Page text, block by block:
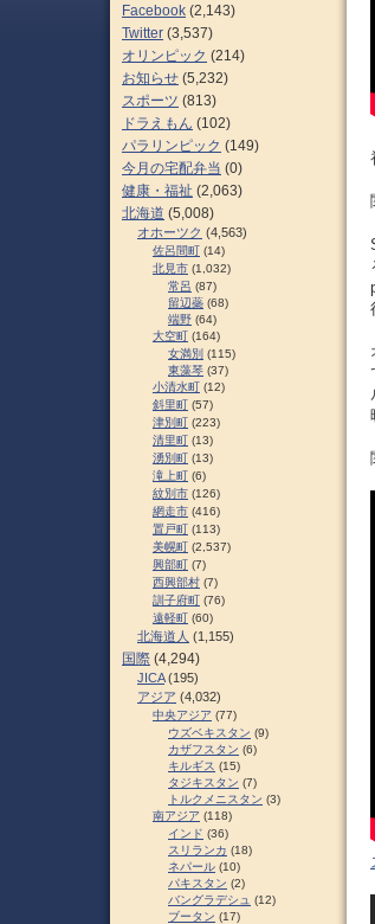
Facebook (2,143)
Twitter (3,537)
オリンピック (214)
お知らせ (5,232)
スポーツ (813)
ドラえもん (102)
パラリンピック (149)
今月の宅配弁当 (0)
健康・福祉 (2,063)
北海道 (5,008)
オホーツク (4,563)
佐呂間町 (14)
北見市 (1,032)
常呂 (87)
留辺蘂 (68)
端野 (64)
大空町 (164)
女満別 (115)
東藻琴 (37)
小清水町 (12)
斜里町 (57)
津別町 (223)
清里町 (13)
湧別町 (13)
滝上町 (6)
紋別市 (126)
網走市 (416)
置戸町 (113)
美幌町 (2,537)
興部町 (7)
西興部村 (7)
訓子府町 (76)
遠軽町 (60)
北海道人 (1,155)
国際 (4,294)
JICA(195)
アジア (4,032)
中央アジア (77)
ウズベキスタン (9)
カザフスタン (6)
キルギス (15)
タジキスタン (7)
トルクメニスタン (3)
南アジア (118)
インド (36)
スリランカ (18)
ネパール (10)
パキスタン (2)
バングラデシュ (12)
ブータン (17)